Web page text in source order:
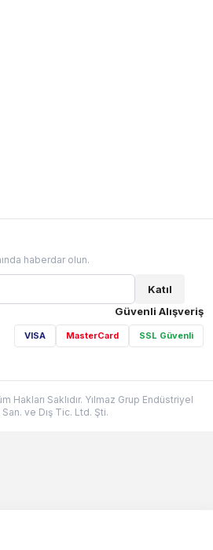
haberdar olun.
Katıl
Güvenli Alışveriş
VISA MasterCard SSL Güvenli
Hakları Saklıdır. Yılmaz Grup Endüstriyel
ve Dış Tic. Ltd. Şti.